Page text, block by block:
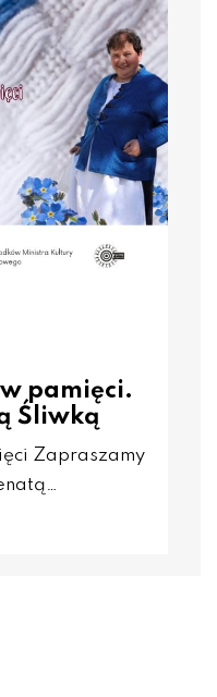
pamięci.
Śliwką
Zapraszamy